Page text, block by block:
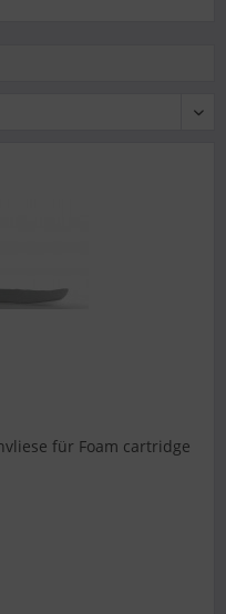
für Foam cartridge